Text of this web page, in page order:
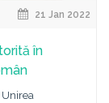
21 Jan 2022
în
Unirea